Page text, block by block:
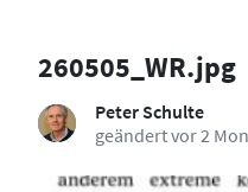
260505_WR.jpg
Peter Schulte
geändert vor 2